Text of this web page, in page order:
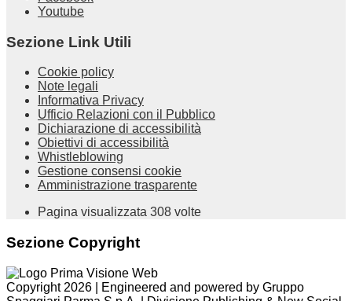
Youtube
Sezione Link Utili
Cookie policy
Note legali
Informativa Privacy
Ufficio Relazioni con il Pubblico
Dichiarazione di accessibilità
Obiettivi di accessibilità
Whistleblowing
Gestione consensi cookie
Amministrazione trasparente
Pagina visualizzata 308 volte
Sezione Copyright
Copyright 2026 | Engineered and powered by Gruppo